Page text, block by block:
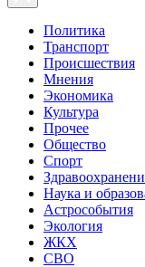
Политика
Транспорт
Происшествия
Мнения
Экономика
Культура
Прочее
Общество
Спорт
Наука и
Астрособытия
Экология
ЖКХ
СВО